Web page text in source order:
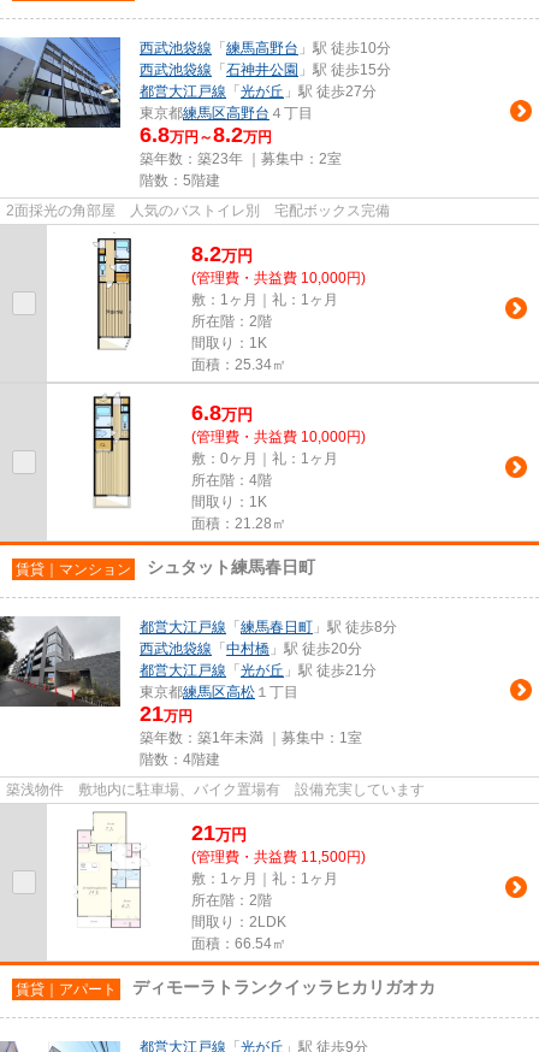
西武池袋線 「 練馬高野台 」駅 徒歩10分
西武池袋線 「 石神井公園 」駅 徒歩15分
都営大江戸線 「 光が丘 」駅 徒歩27分
東京都練馬区高野台 ４丁目
6.8万円～8.2万円
築年数：築23年 ｜募集中： 2室
階数：5階建
2面採光の角部屋 人気のバストイレ別 宅配ボックス完備
8.2万円
(管理費・共益費 10,000円)
敷：1ヶ月｜礼：1ヶ月
所在階：2階
間取り：1K
面積：25.34㎡
6.8万円
(管理費・共益費 10,000円)
敷：0ヶ月｜礼：1ヶ月
所在階：4階
間取り：1K
面積：21.28㎡
賃貸｜マンション シュタット練馬春日町
都営大江戸線 「 練馬春日町 」駅 徒歩8分
西武池袋線 「 中村橋 」駅 徒歩20分
都営大江戸線 「 光が丘 」駅 徒歩21分
東京都練馬区高松 １丁目
21万円
築年数：築1年未満 ｜募集中： 1室
階数：4階建
築浅物件 敷地内に駐車場、バイク置場有 設備充実しています
21万円
(管理費・共益費 11,500円)
敷：1ヶ月｜礼：1ヶ月
所在階：2階
間取り：2LDK
面積：66.54㎡
賃貸｜アパート ディモーラトランクイッラヒカリガオカ
都営大江戸線 「 光が丘 」駅 徒歩9分